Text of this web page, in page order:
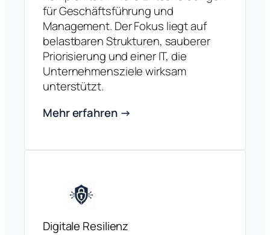
für Geschäftsführung und
Management. Der Fokus liegt auf
belastbaren Strukturen, sauberer
Priorisierung und einer IT, die
Unternehmensziele wirksam
unterstützt.
Mehr erfahren →
Digitale Resilienz